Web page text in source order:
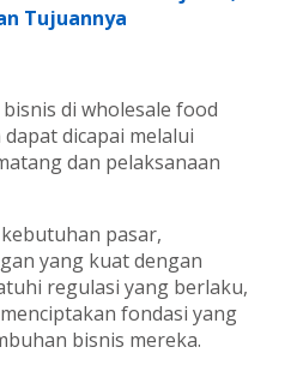
Tujuannya
di wholesale food
dicapai melalui
dan pelaksanaan
pasar,
yang kuat dengan
regulasi yang berlaku,
fondasi yang
bisnis mereka.